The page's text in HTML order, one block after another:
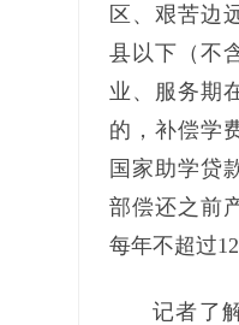
区、艰苦边
县以下（不
业、服务期
的，补偿学
国家助学贷
部偿还之前
每年不超过
记者了